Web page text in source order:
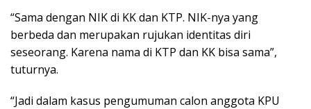
“Sama dengan NIK di KK dan KTP. NIK-nya yang
berbeda dan merupakan rujukan identitas diri
seseorang. Karena nama di KTP dan KK bisa sama”,
tuturnya.
“Jadi dalam kasus pengumuman calon anggota KPU